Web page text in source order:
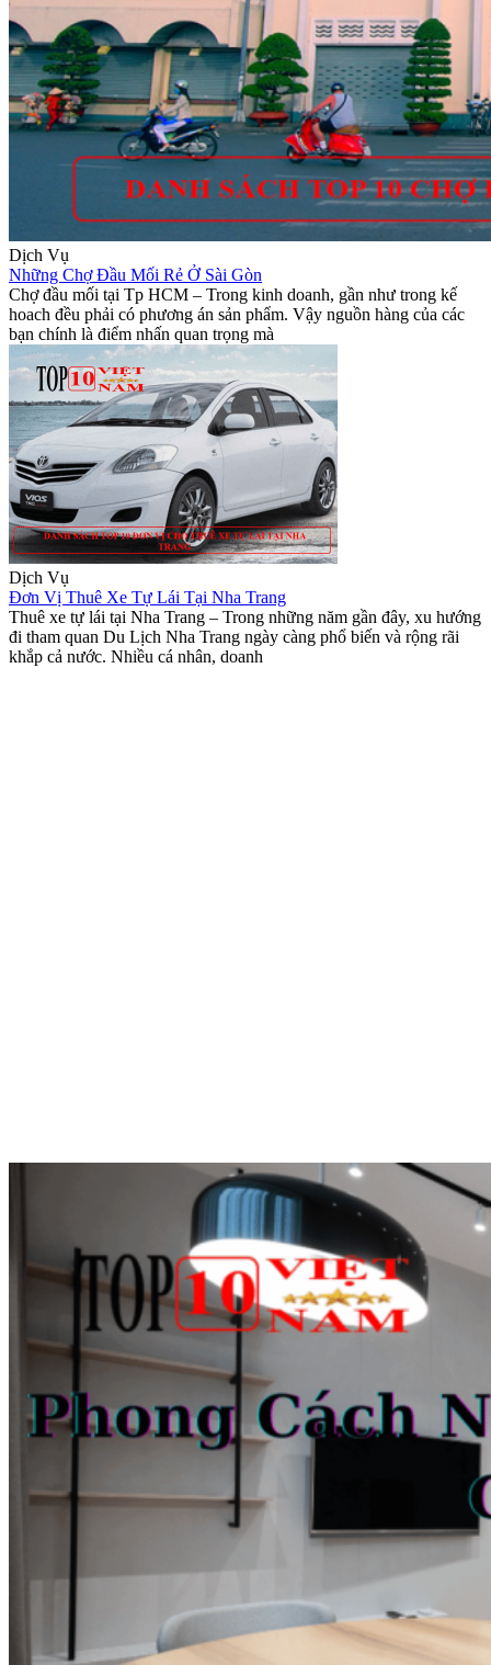
Dịch Vụ
Những Chợ Đầu Mối Rẻ Ở Sài Gòn
Chợ đầu mối tại Tp HCM – Trong kinh doanh, gần như trong kế
hoach đều phải có phương án sản phẩm. Vậy nguồn hàng của các
bạn chính là điểm nhấn quan trọng mà
Dịch Vụ
Đơn Vị Thuê Xe Tự Lái Tại Nha Trang
Thuê xe tự lái tại Nha Trang – Trong những năm gần đây, xu hướng
đi tham quan Du Lịch Nha Trang ngày càng phổ biến và rộng rãi
khắp cả nước. Nhiều cá nhân, doanh